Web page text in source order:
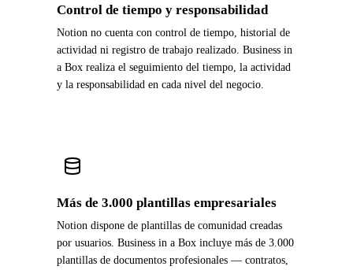
Control de tiempo y responsabilidad
Notion no cuenta con control de tiempo, historial de
actividad ni registro de trabajo realizado. Business in
a Box realiza el seguimiento del tiempo, la actividad
y la responsabilidad en cada nivel del negocio.
Más de 3.000 plantillas empresariales
Notion dispone de plantillas de comunidad creadas
por usuarios. Business in a Box incluye más de 3.000
plantillas de documentos profesionales — contratos,